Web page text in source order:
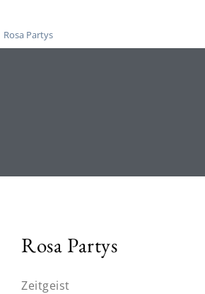
Rosa Partys
Rosa Partys
Zeitgeist